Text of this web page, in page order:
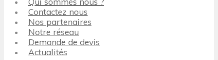
Contactez nous
Nos partenaires
Notre réseau
Demande de devis
Actualités